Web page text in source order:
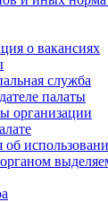
о вакансиях
служба
палаты
организации
об